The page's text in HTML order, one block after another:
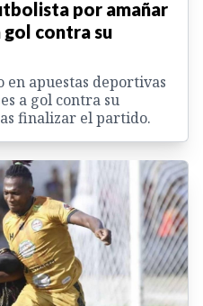
por amañar
contra su
apuestas deportivas
a gol contra su
finalizar el partido.